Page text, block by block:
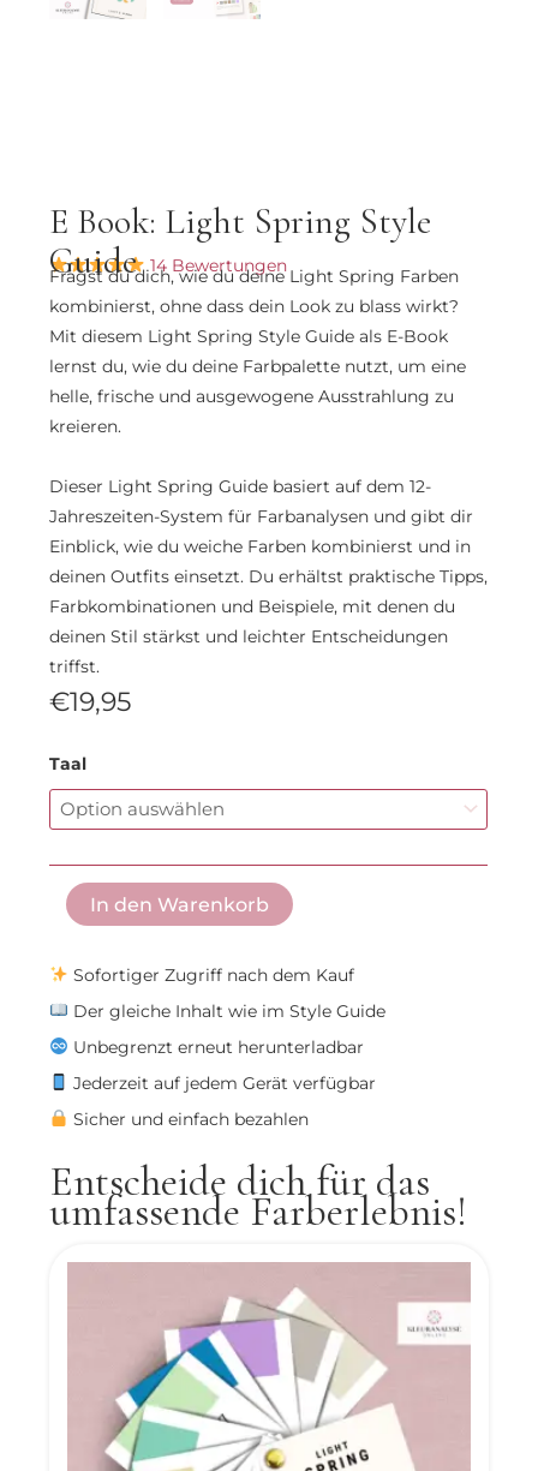
E Book: Light Spring Style
Guide 14 Bewertungen
Fragst du dich, wie du deine Light Spring Farben
kombinierst, ohne dass dein Look zu blass wirkt?
Mit diesem Light Spring Style Guide als E-Book
lernst du, wie du deine Farbpalette nutzt, um eine
helle, frische und ausgewogene Ausstrahlung zu
kreieren.
Dieser Light Spring Guide basiert auf dem 12-
Jahreszeiten-System für Farbanalysen und gibt dir
Einblick, wie du weiche Farben kombinierst und in
deinen Outfits einsetzt. Du erhältst praktische Tipps,
Farbkombinationen und Beispiele, mit denen du
deinen Stil stärkst und leichter Entscheidungen
triffst.
€19,95
Taal
Book:
Light
Spring
Guide
MengeIn den Warenkorb
Sofortiger Zugriff nach dem Kauf
Der gleiche Inhalt wie im Style Guide
Unbegrenzt erneut herunterladbar
Jederzeit auf jedem Gerät verfügbar
Sicher und einfach bezahlen
Entscheide dich für das
umfassende Farberlebnis!